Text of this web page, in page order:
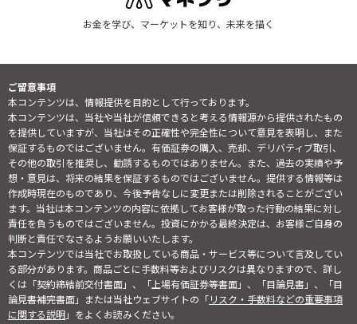
お金を学び、マーケットを知り、未来を描く
ご留意事項
本コンテンツは、情報提供を目的として行っております。
本コンテンツは、当社や当社が信頼できると考える情報源から提供されたもの
を提供していますが、当社はその正確性や完全性について意見を表明し、また
保証するものではございません。有価証券の購入、売却、デリバティブ取引、
その他の取引を推奨し、勧誘するものではありません。また、過去の実績や予
想・意見は、将来の結果を保証するものではございません。提供する情報等は
作成時現在のものであり、今後予告なしに変更または削除されることがござい
ます。当社は本コンテンツの内容に依拠してお客様が取った行動の結果に対し
責任を負うものではございません。投資にかかる最終決定は、お客様ご自身の
判断と責任でなさるようお願いいたします。
本コンテンツでは当社でお取扱している商品・サービス等について言及してい
る部分があります。商品ごとに手数料等およびリスクは異なりますので、詳し
くは「契約締結前交付書面」、「上場有価証券等書面」、「目論見書」、「目
論見書補完書面」または当社ウェブサイトの「リスク・手数料などの重要事項
に関する説明」をよくお読みください。